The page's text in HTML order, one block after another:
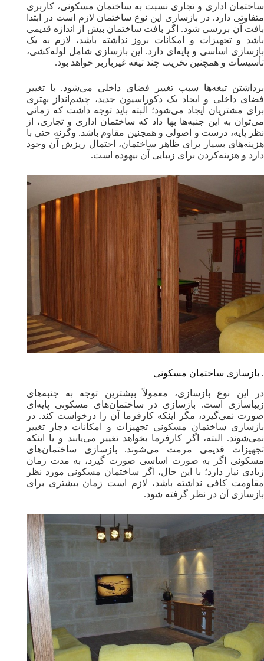
ساختمان اداری و تجاری نسبت به ساختمان مسکونی، کاربری
متفاوتی دارد. در بازسازی این نوع ساختمان لازم است در ابتدا
بافت آن بررسی شود. اگر بافت ساختمان بیش ‌از اندازه قدیمی
باشد و تجهیزات و امکانات بروز نداشته باشد، لازم به یک
بازسازی اساسی و پایه‌ای دارد. این بازسازی شامل لوله‌کشی،
تأسیسات و همچنین تخریب چند تیغه غیر‌باربر خواهد بود.
برداشتن تیغه‌ها سبب تغییر فضای داخلی می‌شود. با تغییر
فضای داخلی و ایجاد یک دکوراسیون جدید، چشم‌انداز بهتری
برای مشتریان ایجاد می‌شود؛ البته باید توجه داشت که زمانی
می‌توان به این جنبه‌ها بها داد که ساختمان اداری و تجاری، از
نظر پایه، درست و اصولی و همچنین مقاوم باشد. وگرنه حتی با
هزینه‌های بسیار برای ظاهر ساختمان، احتمال ریزش آن وجود
دارد و هزینه‌کردن برای زیبایی آن بیهوده است‌.
. بازسازی ساختمان مسکونی
در این نوع بازسازی، معمولاً بیشترین توجه به جنبه‌های
زیباسازی است‌. بازسازی در ساختمان‌های مسکونی پایه‌ای
صورت نمی‌گیرد، مگر اینکه کارفرما آن را درخواست کند. در
بازسازی ساختمان مسکونی تجهیزات و امکانات دچار تغییر
نمی‌شوند. البته، اگر کارفرما بخواهد تغییر می‌یابند و یا اینکه
تجهیزات قدیمی مرمت می‌شوند. بازسازی ساختمان‌های
مسکونی اگر به صورت اساسی صورت گیرد، به مدت زمان
زیادی نیاز دارد؛ با این حال، اگر ساختمان مسکونی مورد نظر
مقاومت کافی نداشته باشد، لازم است زمان بیشتری برای
بازسازی آن در نظر گرفته شود.